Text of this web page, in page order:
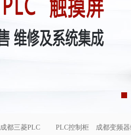
成都三菱PLC PLC控制柜 成都变频